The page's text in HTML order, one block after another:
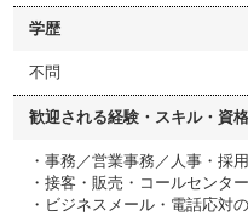
学歴
不問
歓迎される経験・スキル・資格
・事務／営業事務／人事・採
・接客・販売・コールセンタ
・ビジネスメール・電話応対